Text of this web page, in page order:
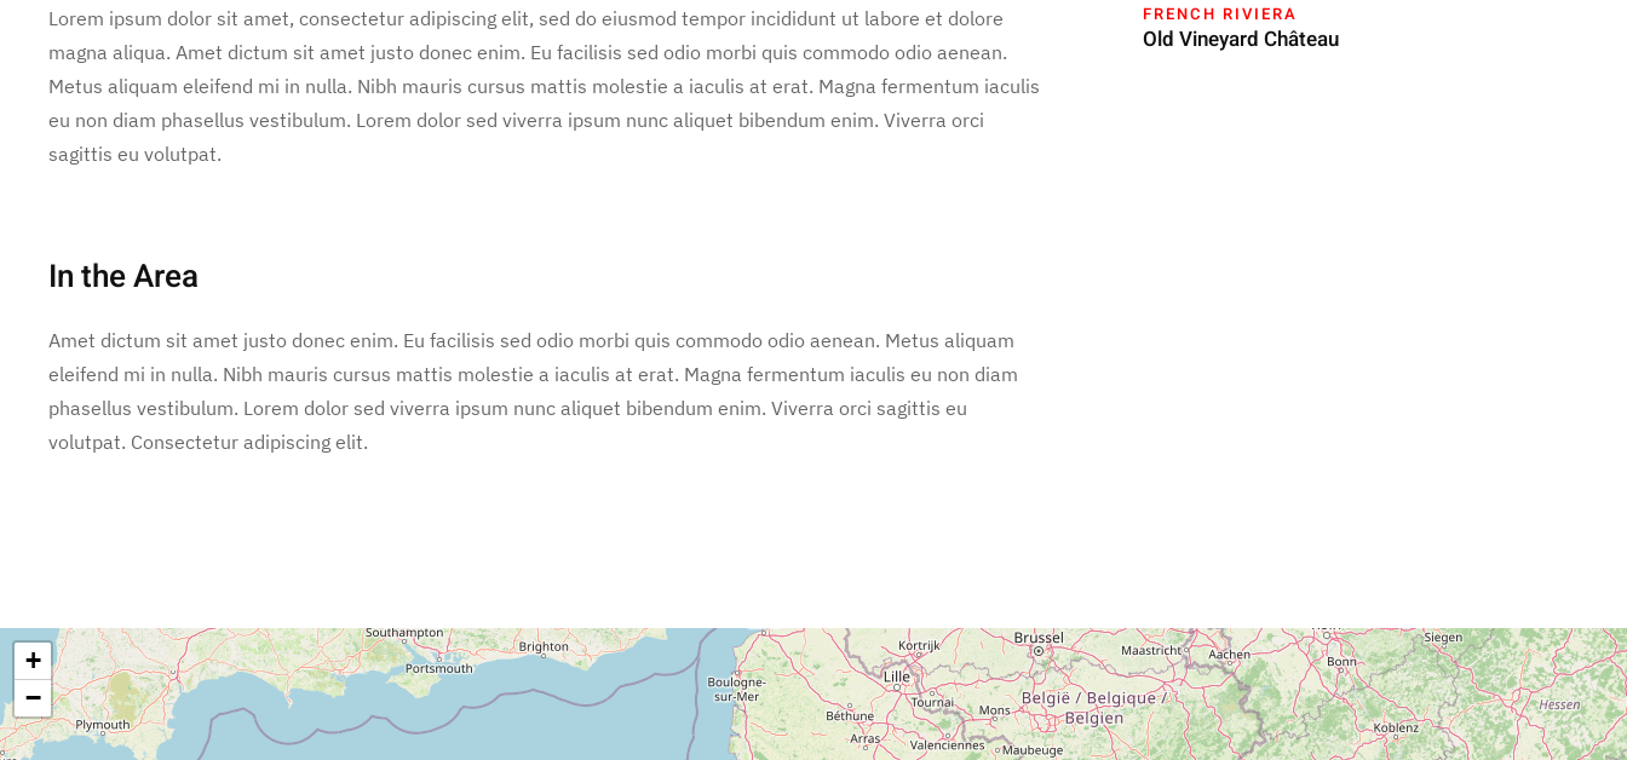
Lorem ipsum dolor sit amet, consectetur adipiscing elit, sed do eiusmod tempor incididunt ut labore et dolore
magna aliqua. Amet dictum sit amet justo donec enim. Eu facilisis sed odio morbi quis commodo odio aenean.
Metus aliquam eleifend mi in nulla. Nibh mauris cursus mattis molestie a iaculis at erat. Magna fermentum iaculis
eu non diam phasellus vestibulum. Lorem dolor sed viverra ipsum nunc aliquet bibendum enim. Viverra orci
sagittis eu volutpat.
In the Area
Amet dictum sit amet justo donec enim. Eu facilisis sed odio morbi quis commodo odio aenean. Metus aliquam
eleifend mi in nulla. Nibh mauris cursus mattis molestie a iaculis at erat. Magna fermentum iaculis eu non diam
phasellus vestibulum. Lorem dolor sed viverra ipsum nunc aliquet bibendum enim. Viverra orci sagittis eu
volutpat. Consectetur adipiscing elit.
FRENCH RIVIERA
Old Vineyard Château
+
−